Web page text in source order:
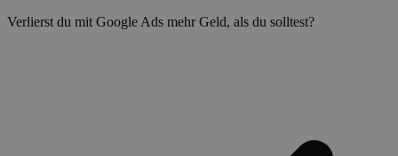
Verlierst du mit Google Ads mehr Geld, als du solltest?